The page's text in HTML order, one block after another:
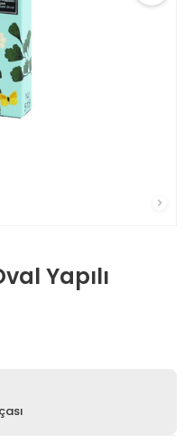
Yapılı